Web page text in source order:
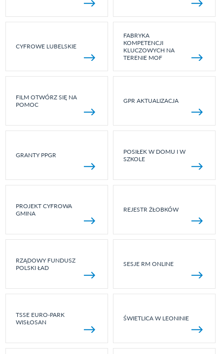
CYFROWE LUBELSKIE
FABRYKA
KOMPETENCJI
KLUCZOWYCH NA
TERENIE MOF
FILM OTWÓRZ SIĘ NA
POMOC
GPR AKTUALIZACJA
GRANTY PPGR
POSIŁEK W DOMU I W
SZKOLE
PROJEKT CYFROWA
GMINA
REJESTR ŻŁOBKÓW
RZĄDOWY FUNDUSZ
POLSKI ŁAD
SESJE RM ONLINE
TSSE EURO-PARK
WISŁOSAN
ŚWIETLICA W LEONINIE